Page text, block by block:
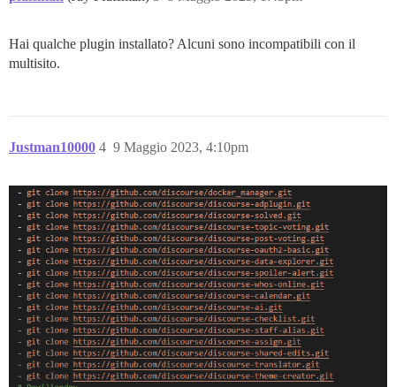
Hai qualche plugin installato? Alcuni sono incompatibili con il
multisito.
Justman10000 9 Maggio 2023, 4:10pm
4